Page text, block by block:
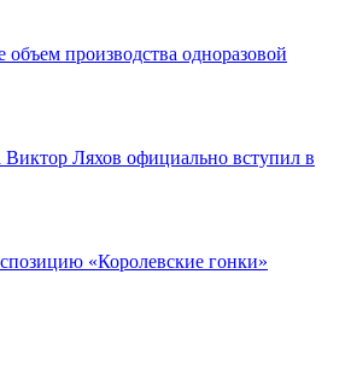
производства одноразовой
Виктор Ляхов официально вступил в
«Королевские гонки»